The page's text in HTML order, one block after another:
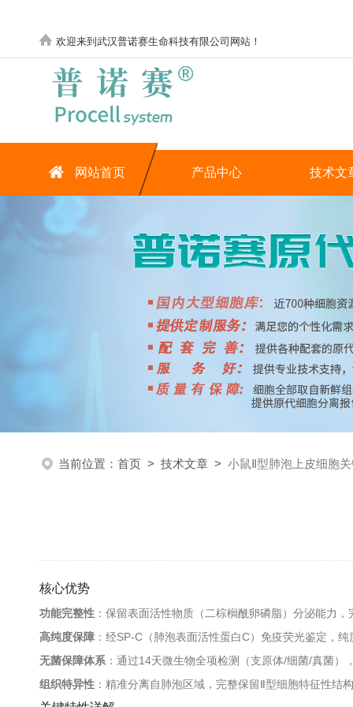
欢迎来到武汉普诺赛生命科技有限公司网站！
网站首页 产品中心 技术文
当前位置： 首页 > 技术文章 > 小鼠Ⅱ型肺泡上皮细胞
核心优势
功能完整性 ：保留表面活性物质（二棕榈酰卵磷脂）分泌能力
高纯度保障 ：经SP-C（肺泡表面活性蛋白C）免疫荧光鉴定，
无菌保障体系 ：通过14天微生物全项检测（支原体/细菌/真菌）
组织特异性 ：精准分离自肺泡区域，完整保留Ⅱ型细胞特征性结